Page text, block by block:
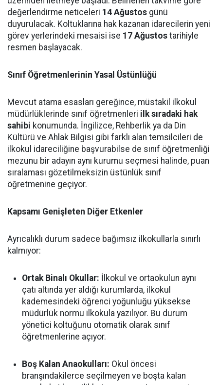
değerlendirme neticeleri 14 Ağustos günü
duyurulacak. Koltuklarına hak kazanan idarecilerin yeni
görev yerlerindeki mesaisi ise 17 Ağustos tarihiyle
resmen başlayacak.
Sınıf Öğretmenlerinin Yasal Üstünlüğü
Mevcut atama esasları gereğince, müstakil ilkokul
müdürlüklerinde sınıf öğretmenleri ilk sıradaki hak
sahibi konumunda. İngilizce, Rehberlik ya da Din
Kültürü ve Ahlak Bilgisi gibi farklı alan temsilcileri de
ilkokul idareciliğine başvurabilse de sınıf öğretmenliği
mezunu bir adayın aynı kurumu seçmesi halinde, puan
sıralaması gözetilmeksizin üstünlük sınıf
öğretmenine geçiyor.
Kapsamı Genişleten Diğer Etkenler
Ayrıcalıklı durum sadece bağımsız ilkokullarla sınırlı
kalmıyor:
Ortak Binalı Okullar: İlkokul ve ortaokulun aynı
çatı altında yer aldığı kurumlarda, ilkokul
kademesindeki öğrenci yoğunluğu yüksekse
müdürlük normu ilkokula yazılıyor. Bu durum
yönetici koltuğunu otomatik olarak sınıf
öğretmenlerine açıyor.
Boş Kalan Anaokulları: Okul öncesi
branşındakilerce seçilmeyen ve boşta kalan